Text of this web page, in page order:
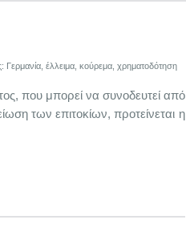
Γερμανία, έλλειμα, κούρεμα, χρηματοδότηση
που μπορεί να συνοδευτεί από
των επιτοκίων, προτείνεται η